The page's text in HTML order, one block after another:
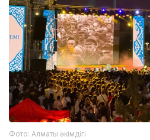
Фото: Алматы әкімдігі